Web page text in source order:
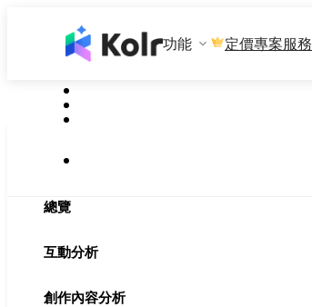
功能 定價專案服務
總覽
互動分析
創作內容分析